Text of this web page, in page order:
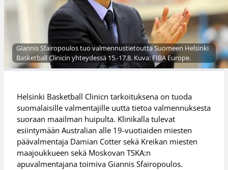
Giannis Sfairopoulos tuo valmennustietoutta Suomeen Helsinki
Basketball Clinicin yhteydessä 15.-17.8. Kuva: FIBA Europe.
Helsinki Basketball Clinicn tarkoituksena on tuoda
suomalaisille valmentajille uutta tietoa valmennuksesta
suoraan maailman huipulta. Klinikalla tulevat
esiintymään Australian alle 19-vuotiaiden miesten
päävalmentaja Damian Cotter sekä Kreikan miesten
maajoukkueen sekä Moskovan TSKA:n
apuvalmentajana toimiva Giannis Sfairopoulos.